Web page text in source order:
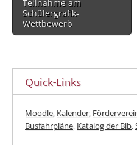
Teilnahme am
Schülergrafik-
Wettbewerb
Quick-Links
Moodle, Kalender,
Busfahrpläne, Katalog der Bib,